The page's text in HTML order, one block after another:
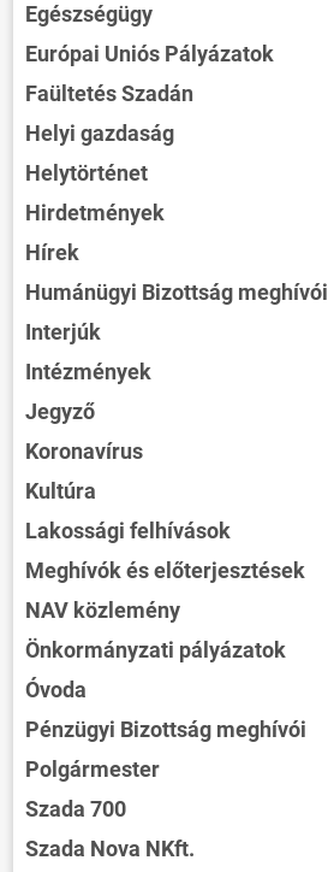
Egészségügy
Európai Uniós Pályázatok
Faültetés Szadán
Helyi gazdaság
Helytörténet
Hirdetmények
Hírek
Humánügyi Bizottság meghívói
Interjúk
Intézmények
Jegyző
Koronavírus
Kultúra
Lakossági felhívások
Meghívók és előterjesztések
NAV közlemény
Önkormányzati pályázatok
Óvoda
Pénzügyi Bizottság meghívói
Polgármester
Szada 700
Szada Nova NKft.